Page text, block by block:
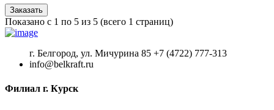
Заказать
Показано с 1 по 5 из 5 (всего 1 страниц)
г. Белгород, ул. Мичурина 85 +7 (4722) 777-313
info@belkraft.ru
Филиал г. Курск